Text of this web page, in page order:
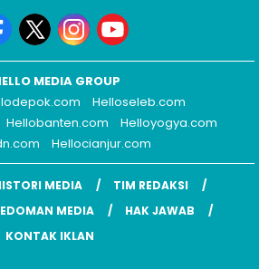
MEDIA GROUP
Helloseleb.com
Hellobanten.com
Helloyogya.com
Hellocianjur.com
MEDIA
TIM REDAKSI
MEDIA
HAK JAWAB
KONTAK IKLAN